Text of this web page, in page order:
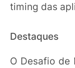
timing das
Destaques
O Desafio de